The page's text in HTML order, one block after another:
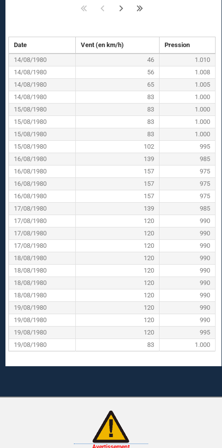
Date Vent (en km/h)
Pression
14/08/1980
46
1.010
14/08/1980
56
1.008
14/08/1980
65
1.005
14/08/1980
83
1.000
15/08/1980
83
1.000
15/08/1980
83
1.000
15/08/1980
83
1.000
15/08/1980
102
995
16/08/1980
139
985
16/08/1980
157
975
16/08/1980
157
975
16/08/1980
157
975
17/08/1980
139
985
17/08/1980
120
990
17/08/1980
120
990
17/08/1980
120
990
18/08/1980
120
990
18/08/1980
120
990
18/08/1980
120
990
18/08/1980
120
990
19/08/1980
120
990
19/08/1980
120
990
19/08/1980
120
995
19/08/1980
83 1.000